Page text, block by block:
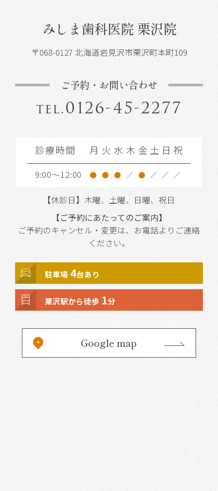
みしま歯科医院 栗沢院
〒068-0127 北海道岩見沢市栗沢町本町109
ご予約・お問い合わせ
tel.0126-45-2277
診療時間 月 火 水 木 金 土 日 祝
9:00～12:00 ● ● ● ／ ● ／ ／ ／
【休診日】木曜、土曜、日曜、祝日
【ご予約にあたってのご案内】
ご予約のキャンセル・変更は、お電話よりご連絡
ください。
駐車場 4台あり
栗沢駅から徒歩 1分
Google map